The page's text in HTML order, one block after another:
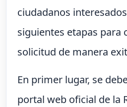
ciudadanos
siguientes etapas para
solicitud de manera
En primer lugar, se
portal web oficial de la